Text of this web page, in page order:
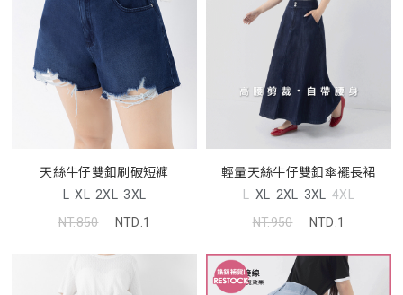
天絲牛仔雙釦刷破短褲
L XL 2XL 3XL
NT.850
NTD.1
輕量天絲牛仔雙釦傘襬長裙
L XL 2XL 3XL 4XL
NT.950
NTD.1